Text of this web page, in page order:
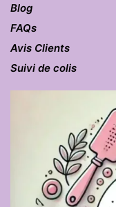
Blog
FAQs
Avis Clients
Suivi de colis